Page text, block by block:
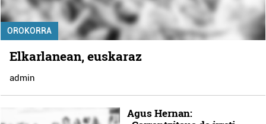
OROKORRA
Elkarlanean, euskaraz
admin
Agus Hernan: